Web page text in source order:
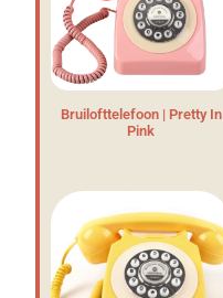
Bruilofttelefoon | Pretty In
Pink